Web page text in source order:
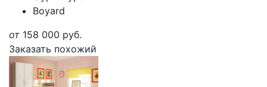
Boyard
от 158 000 руб.
Заказать похожий